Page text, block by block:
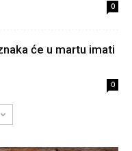
0
će u martu imati
0